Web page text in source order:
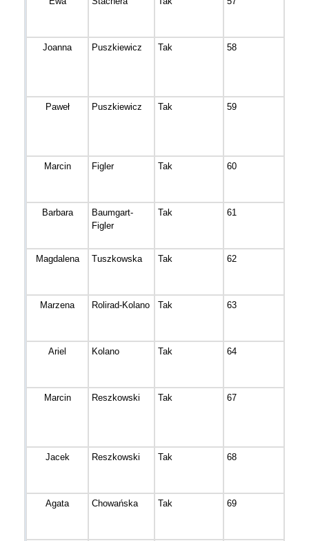
Joanna Puszkiewicz Tak 58
Paweł Puszkiewicz Tak 59
Marcin Figler Tak 60
Barbara
Baumgart-
Figler
Tak 61
Magdalena Tuszkowska Tak 62
Marzena Rolirad-Kolano Tak 63
Ariel Kolano Tak 64
Marcin Reszkowski Tak 67
Jacek Reszkowski Tak 68
Agata Chowańska Tak 69